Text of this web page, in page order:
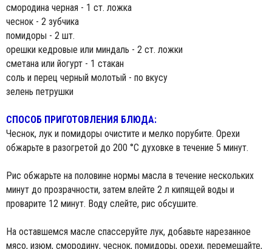
смородина черная - 1 ст. ложка
чеснок - 2 зубчика
помидоры - 2 шт.
орешки кедровые или миндаль - 2 ст. ложки
сметана или йогурт - 1 стакан
соль и перец черный молотый - по вкусу
зелень петрушки
СПОСОБ ПРИГОТОВЛЕНИЯ БЛЮДА:
Чеснок, лук и помидоры очистите и мелко порубите. Орехи
обжарьте в разогретой до 200 °С духовке в течение 5 минут.
Рис обжарьте на половине нормы масла в течение нескольких
минут до прозрачности, затем влейте 2 л кипящей воды и
проварите 12 минут. Воду слейте, рис обсушите.
На оставшемся масле спассеруйте лук, добавьте нарезанное
мясо, изюм, смородину, чеснок, помидоры, орехи, перемешайте,